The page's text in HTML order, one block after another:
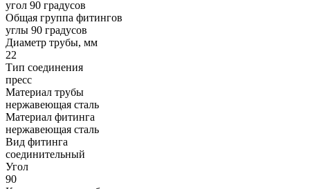
угол 90 градусов
Общая группа фитингов
углы 90 градусов
Диаметр трубы, мм
22
Тип соединения
пресс
Материал трубы
нержавеющая сталь
Материал фитинга
нержавеющая сталь
Вид фитинга
соединительный
Угол
90